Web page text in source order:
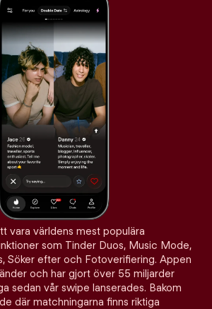
vara världens mest populära
som Tinder Duos, Music Mode,
Söker efter och Fotoverifiering. Appen
och har gjort över 55 miljarder
sedan vår swipe lanserades. Bakom
där matchningarna finns riktiga